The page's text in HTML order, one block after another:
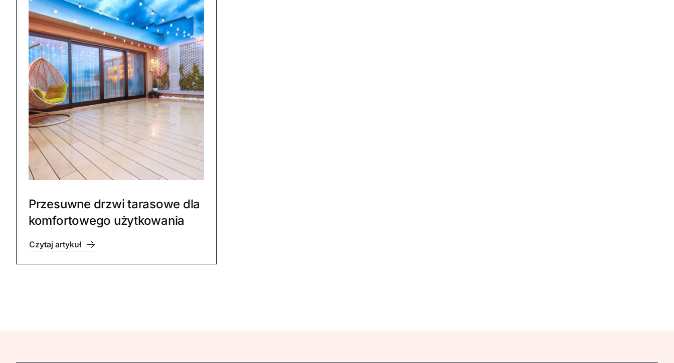
Przesuwne drzwi tarasowe dla
komfortowego użytkowania
Czytaj artykuł